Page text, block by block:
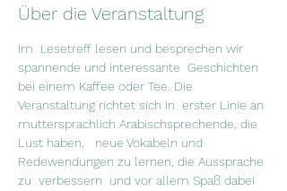
Über die Veranstaltung
Im  Lesetreff lesen und besprechen wir
spannende und interessante  Geschichten
bei einem Kaffee oder Tee. Die
Veranstaltung richtet sich in  erster Linie an
muttersprachlich Arabischsprechende, die
Lust haben,   neue Vokabeln und
Redewendungen zu lernen, die Aussprache
zu  verbessern  und vor allem Spaß dabei